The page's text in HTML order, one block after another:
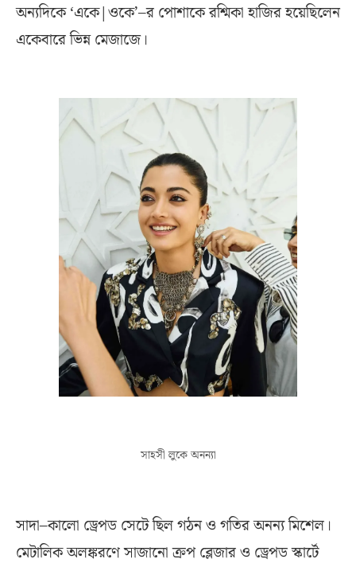
অন্যদিকে ‘একে|ওকে’–র পোশাকে রশ্মিকা হাজির হয়েছিলেন
একেবারে ভিন্ন মেজাজে।
সাহসী লুকে অনন্যা
সাদা–কালো ড্রেপড সেটে ছিল গঠন ও গতির অনন্য মিশেল।
মেটালিক অলঙ্করণে সাজানো ক্রপ ব্লেজার ও ড্রেপড স্কার্টে